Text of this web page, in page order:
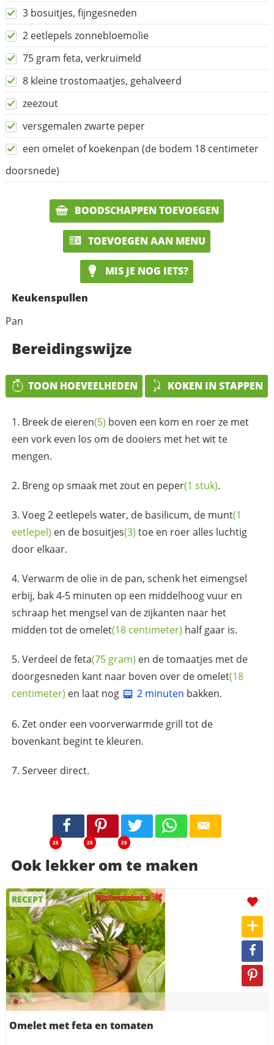
3 bosuitjes, fijngesneden
2 eetlepels zonnebloemolie
75 gram feta, verkruimeld
8 kleine trostomaatjes, gehalveerd
zeezout
versgemalen zwarte peper
een omelet of koekenpan (de bodem 18 centimeter
doorsnede)
BOODSCHAPPEN TOEVOEGEN
TOEVOEGEN AAN MENU
MIS JE NOG IETS?
Keukenspullen
Pan
Bereidingswijze
TOON HOEVEELHEDEN KOKEN IN STAPPEN
Breek de eieren(5) boven een kom en roer ze met
een vork even los om de dooiers met het wit te
mengen.
Breng op smaak met zout en peper(1 stuk).
Voeg 2 eetlepels water, de basilicum, de munt(1
eetlepel) en de bosuitjes(3) toe en roer alles luchtig
door elkaar.
Verwarm de olie in de pan, schenk het eimengsel
erbij, bak 4-5 minuten op een middelhoog vuur en
schraap het mengsel van de zijkanten naar het
midden tot de omelet(18 centimeter) half gaar is.
Verdeel defeta(75 gram) en de tomaatjes met de
doorgesneden kant naar boven over de omelet(18
centimeter) en laat nog 2 minuten bakken.
Zet onder een voorverwarmde grill tot de
bovenkant begint te kleuren.
Serveer direct.
25 25 25
Ook lekker om te maken
RECEPT
Omelet met feta en tomaten